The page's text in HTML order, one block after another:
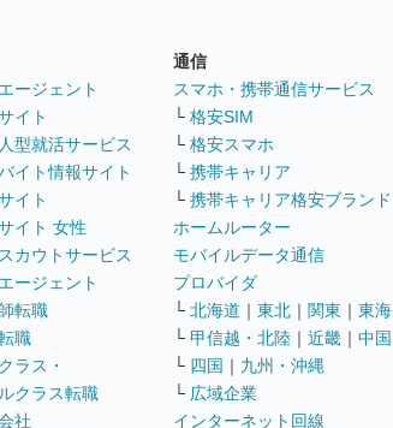
ージェント
イト
型就活サービス
イト情報サイト
イト
イト 女性
カウトサービス
ージェント
転職
職
ラス・
クラス転職
社
通信
スマホ・携帯通信サービス
└ 格安SIM
└ 格安スマホ
└ 携帯キャリア
└ 携帯キャリア格安ブランド
ホームルーター
モバイルデータ通信
プロバイダ
└ 北海道 ｜ 東北 ｜ 関東 ｜ 東海
└ 甲信越・北陸 ｜ 近畿 ｜ 中国
└ 四国 ｜ 九州・沖縄
└ 広域企業
インターネット回線